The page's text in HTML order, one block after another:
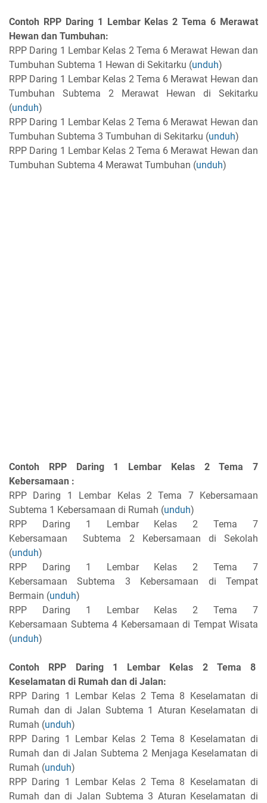
Contoh RPP Daring 1 Lembar Kelas 2 Tema 6 Merawat
Hewan dan Tumbuhan:
RPP Daring 1 Lembar Kelas 2 Tema 6 Merawat Hewan dan
Tumbuhan Subtema 1 Hewan di Sekitarku (unduh)
RPP Daring 1 Lembar Kelas 2 Tema 6 Merawat Hewan dan
Tumbuhan Subtema 2 Merawat Hewan di Sekitarku
(unduh)
RPP Daring 1 Lembar Kelas 2 Tema 6 Merawat Hewan dan
Tumbuhan Subtema 3 Tumbuhan di Sekitarku (unduh)
RPP Daring 1 Lembar Kelas 2 Tema 6 Merawat Hewan dan
Tumbuhan Subtema 4 Merawat Tumbuhan (unduh)
Contoh RPP Daring 1 Lembar Kelas 2 Tema 7
Kebersamaan :
RPP Daring 1 Lembar Kelas 2 Tema 7 Kebersamaan
Subtema 1 Kebersamaan di Rumah (unduh)
RPP Daring 1 Lembar Kelas 2 Tema 7
Kebersamaan Subtema 2 Kebersamaan di Sekolah
(unduh)
RPP Daring 1 Lembar Kelas 2 Tema 7
Kebersamaan Subtema 3 Kebersamaan di Tempat
Bermain (unduh)
RPP Daring 1 Lembar Kelas 2 Tema 7
Kebersamaan Subtema 4 Kebersamaan di Tempat Wisata
(unduh)
Contoh RPP Daring 1 Lembar Kelas 2 Tema 8
Keselamatan di Rumah dan di Jalan:
RPP Daring 1 Lembar Kelas 2 Tema 8 Keselamatan di
Rumah dan di Jalan Subtema 1 Aturan Keselamatan di
Rumah (unduh)
RPP Daring 1 Lembar Kelas 2 Tema 8 Keselamatan di
Rumah dan di Jalan Subtema 2 Menjaga Keselamatan di
Rumah (unduh)
RPP Daring 1 Lembar Kelas 2 Tema 8 Keselamatan di
Rumah dan di Jalan Subtema 3 Aturan Keselamatan di